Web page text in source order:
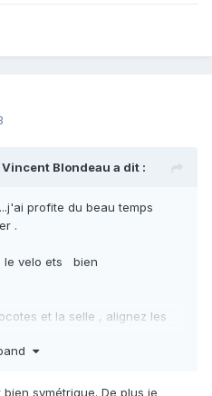
Vincent Blondeau a dit :
profite du beau temps
.
le velo ets bien
et la selle , alignez les
" tirer d'n coté " et peut etre
symétrique. De plus je